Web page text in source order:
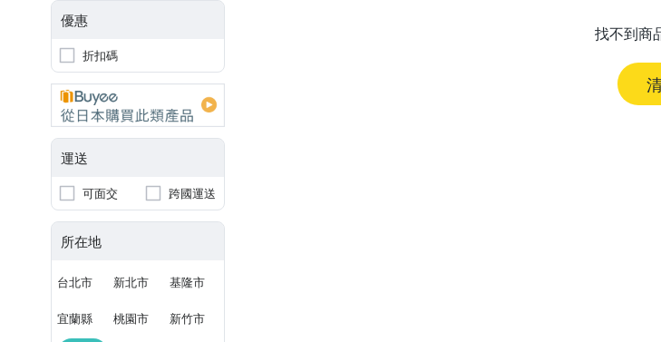
優惠
折扣碼
運送
可面交 跨國運送
所在地
台北市 新北市 基隆市
宜蘭縣 桃園市 新竹市
找不到商